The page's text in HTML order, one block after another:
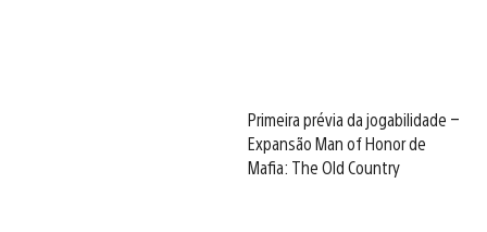
Primeira prévia da jogabilidade –
Expansão Man of Honor de
Mafia: The Old Country